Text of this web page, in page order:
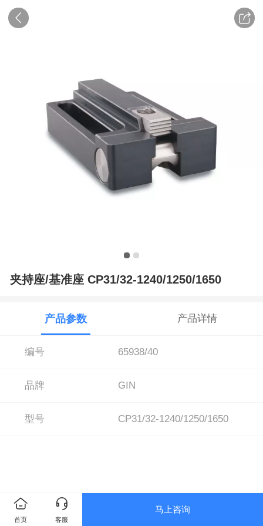
夹持座/基准座 CP31/32-1240/1250/1650
产品参数 产品详情
编号 65938/40
品牌 GIN
型号 CP31/32-1240/1250/1650
首页 客服
马上咨询